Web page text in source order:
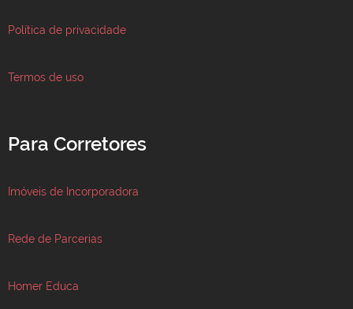
Política de privacidade
Termos de uso
Para Corretores
Imóveis de Incorporadora
Rede de Parcerias
Homer Educa